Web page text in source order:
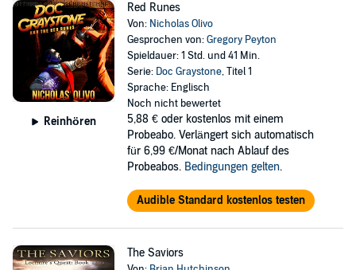
Reinhören
Red Runes
Von: Nicholas Olivo
Gesprochen von:Gregory Peyton
Spieldauer: 1 Std. und 41 Min.
Serie: Doc Graystone, Titel 1
Sprache: Englisch
Noch nicht bewertet
5,88 € oder kostenlos mit einem
Probeabo. Verlängert sich automatisch
für 6,99 €/Monat nach Ablauf des
Probeabos. Bedingungen gelten.
Audible Standard kostenlos testen
The Saviors